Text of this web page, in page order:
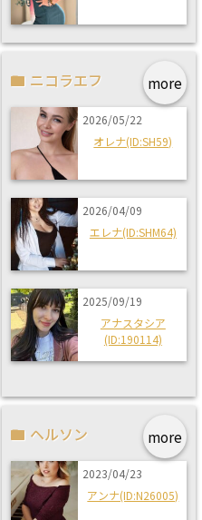
more
ニコラエフ
2026/05/22
オレナ(ID:SH59)
2026/04/09
エレナ(ID:SHM64)
2025/09/19
アナスタシア
(ID:190114)
more
ヘルソン
2023/04/23
アンナ(ID:N26005)